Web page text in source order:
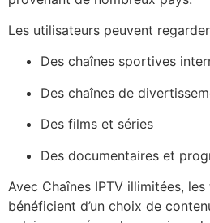
Les utilisateurs peuvent
Des chaînes sportives
Des chaînes de
Des films et séries
Des documentaires et
Avec Chaînes IPTV illimitées,
bénéficient d’un choix de